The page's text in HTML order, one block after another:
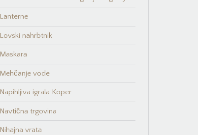
Lanterne
Lovski nahrbtnik
Maskara
Mehčanje vode
Napihljiva igrala Koper
Navtična trgovina
Nihajna vrata